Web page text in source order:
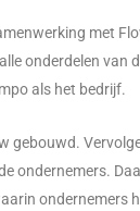
met
onderdelen van
als het bedrijf.
gebouwd.
ondernemers.
ondernemers